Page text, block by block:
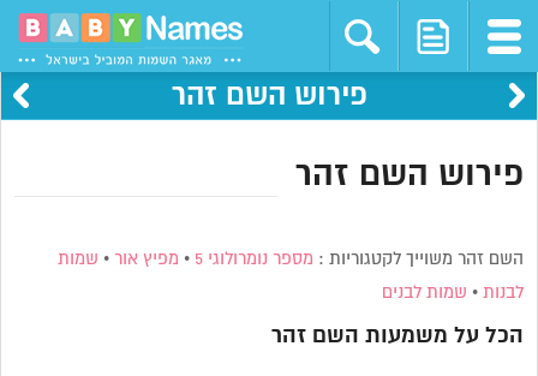
פירוש השם זהר
פירוש השם זהר
השם זהר משוייך לקטגוריות : מספר נומרולוגי 5 • מפיץ אור • שמות
לבנות • שמות לבנים
הכל על משמעות השםזהר